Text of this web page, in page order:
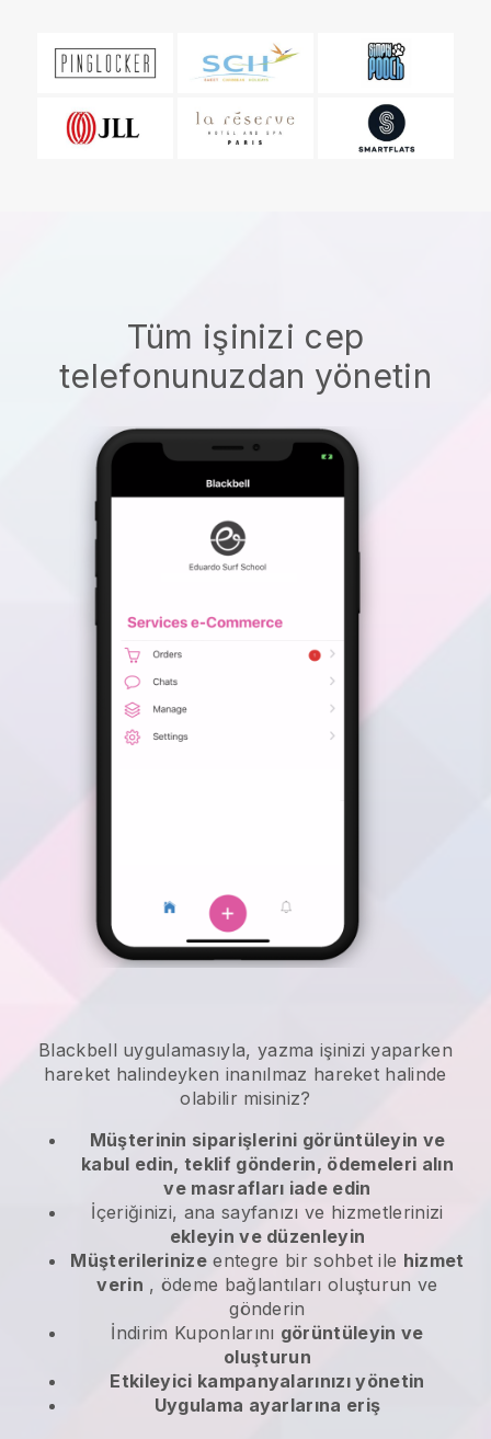
Tüm işinizi cep
telefonunuzdan yönetin
Blackbell uygulamasıyla, yazma işinizi yaparken
hareket halindeyken inanılmaz hareket halinde
olabilir misiniz?
Müşterinin siparişlerini görüntüleyin ve
kabul edin, teklif gönderin, ödemeleri alın
ve masrafları iade edin
İçeriğinizi, ana sayfanızı ve hizmetlerinizi
ekleyin ve düzenleyin
Müşterilerinize entegre bir sohbet ile hizmet
verin , ödeme bağlantıları oluşturun ve
gönderin
İndirim Kuponlarını görüntüleyin ve
oluşturun
Etkileyici kampanyalarınızı yönetin
Uygulama ayarlarına eriş